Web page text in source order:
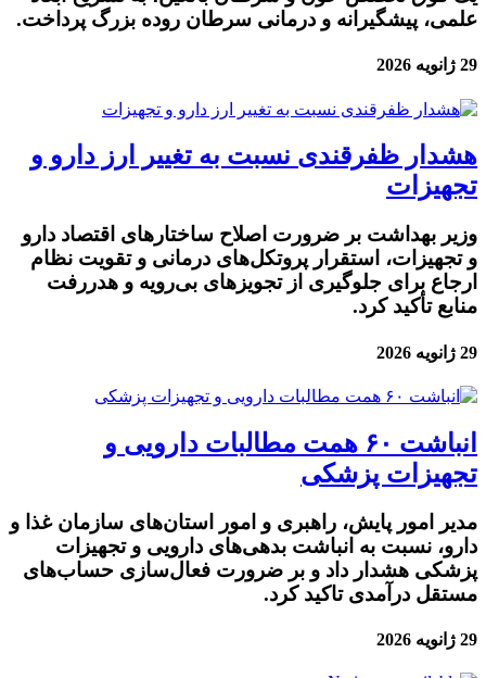
علمی، پیشگیرانه و درمانی سرطان روده بزرگ پرداخت.
29 ژانویه 2026
هشدار ظفرقندی نسبت به تغییر ارز دارو و
تجهیزات
وزیر بهداشت بر ضرورت اصلاح ساختارهای اقتصاد دارو
و تجهیزات، استقرار پروتکل‌های درمانی و تقویت نظام
ارجاع برای جلوگیری از تجویزهای بی‌رویه و هدررفت
منابع تأکید کرد.
29 ژانویه 2026
انباشت ۶۰ همت مطالبات دارویی و
تجهیزات پزشکی
مدیر امور پایش، راهبری و امور استان‌های سازمان غذا و
دارو، نسبت به انباشت بدهی‌های دارویی و تجهیزات
پزشکی هشدار داد و بر ضرورت فعال‌سازی حساب‌های
مستقل درآمدی تاکید کرد.
29 ژانویه 2026